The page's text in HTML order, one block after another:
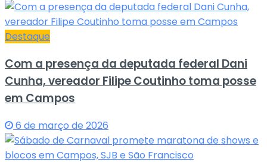
Destaque
Com a presença da deputada federal Dani
Cunha, vereador Filipe Coutinho toma posse
em Campos
6 de março de 2026